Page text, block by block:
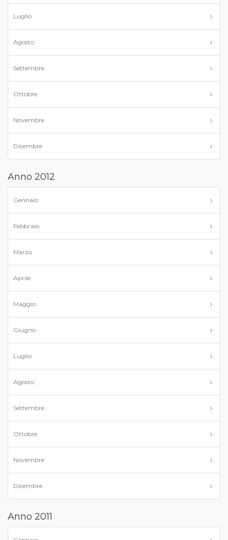
Luglio
Agosto
Settembre
Ottobre
Novembre
Dicembre
Anno 2012
Gennaio
Febbraio
Marzo
Aprile
Maggio
Giugno
Luglio
Agosto
Settembre
Ottobre
Novembre
Dicembre
Anno 2011